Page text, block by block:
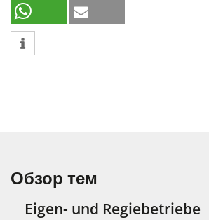
Обзор тем
Eigen- und Regiebetriebe